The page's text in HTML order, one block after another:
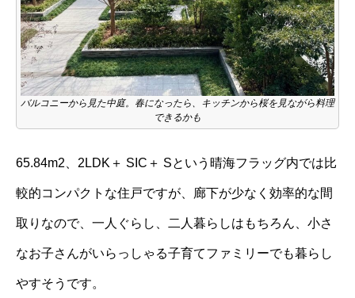
バルコニーから見た中庭。春になったら、キッチンから桜を見ながら料理
できるかも
65.84m2、2LDK＋ SIC＋ Sという晴海フラッグ内では比
較的コンパクトな住戸ですが、廊下が少なく効率的な間
取りなので、一人ぐらし、二人暮らしはもちろん、小さ
なお子さんがいらっしゃる子育てファミリーでも暮らし
やすそうです。